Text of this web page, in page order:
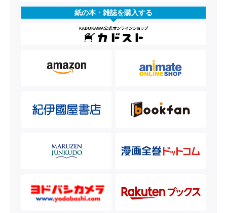
紙の本・雑誌を購入する